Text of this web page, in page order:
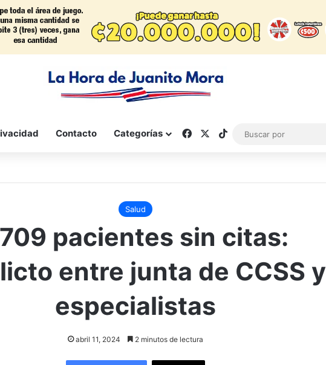
Contacto Categorías FacebookTikTok
Salud
pacientes sin citas:
entre junta de CCSS y
especialistas
abril 11, 2024 2 minutos de lectura